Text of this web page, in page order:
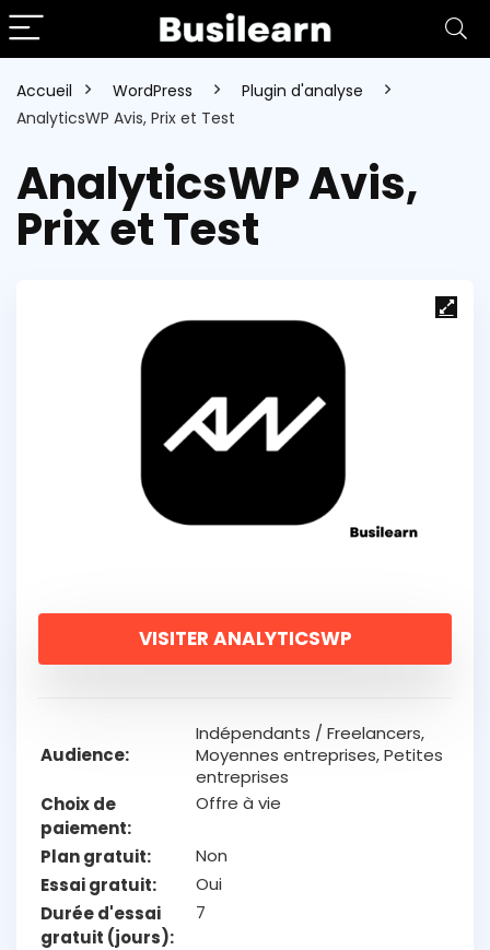
Accueil WordPress
Plugin d'analyse
AnalyticsWP Avis, Prix et Test
AnalyticsWP Avis,
Prix et Test
VISITER ANALYTICSWP
Audience
Indépendants / Freelancers,
Moyennes entreprises, Petites
entreprises
Choix de
paiement
Offre à vie
Plan gratuit
Non
Essai gratuit
Oui
Durée d'essai
gratuit (jours)
7